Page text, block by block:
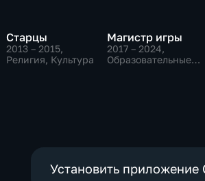
Старцы
2013 – 2015,
Религия, Культура
Магистр игры
2017 – 2024,
Образовательные,
Установить приложение